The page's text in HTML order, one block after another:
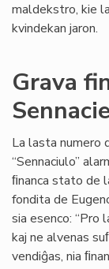
maldekstro, kie
kvindekan jaron.
Grava
La lasta numero
“Sennaciulo”
ﬁnanca stato de
fondita de
sia esenco: “Pro
kaj ne alvenas
vendiĝas, nia